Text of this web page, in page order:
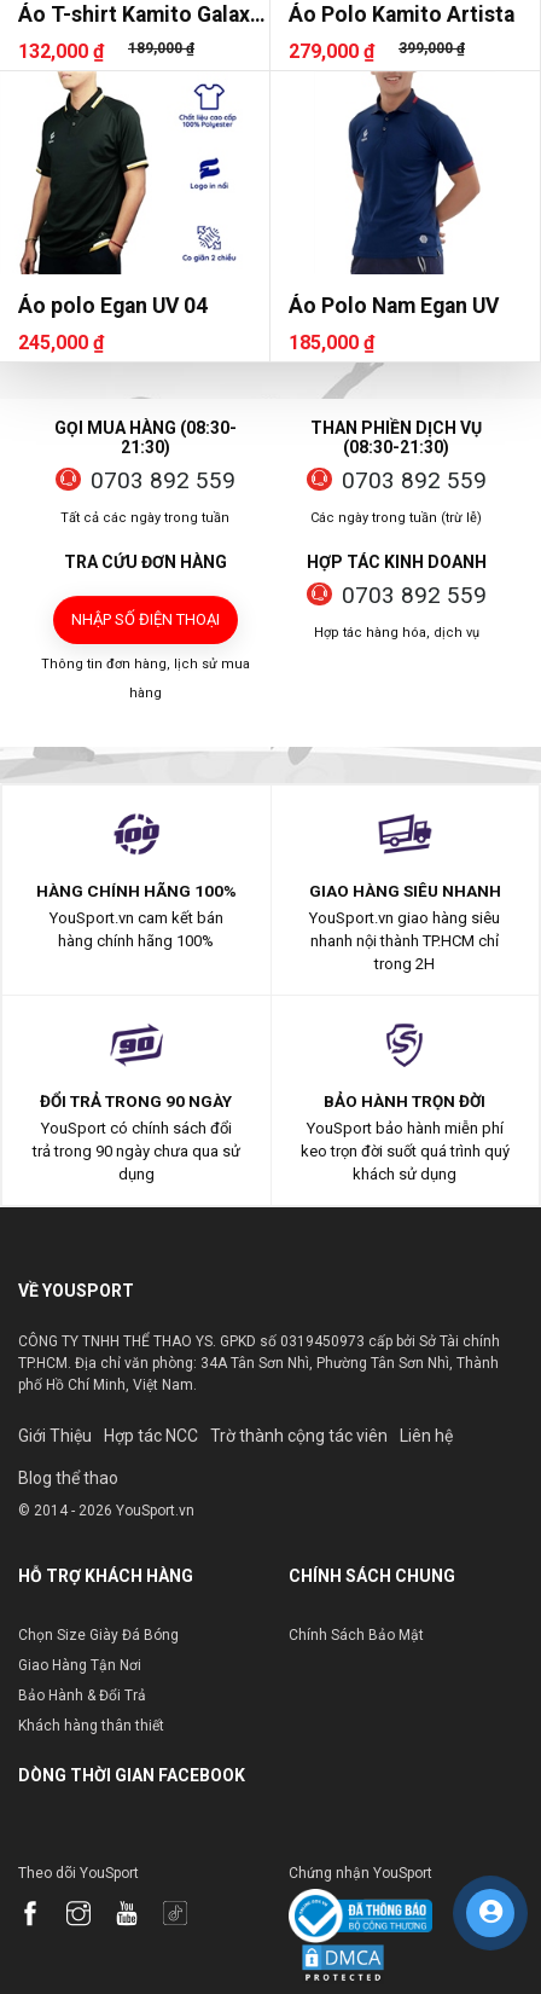
Áo T-shirt Kamito Galaxy
3
132,000 ₫ 189,000 ₫
Áo Polo Kamito Artista
279,000 ₫ 399,000 ₫
Áo polo Egan UV 04
245,000 ₫
Áo Polo Nam Egan UV
185,000 ₫
GỌI MUA HÀNG (08:30-
21:30)
0703 892 559
Tất cả các ngày trong tuần
THAN PHIỀN DỊCH VỤ
(08:30-21:30)
0703 892 559
Các ngày trong tuần (trừ lễ)
TRA CỨU ĐƠN HÀNG
NHẬP SỐ ĐIỆN THOẠI
Thông tin đơn hàng, lịch sử mua
hàng
HỢP TÁC KINH DOANH
0703 892 559
Hợp tác hàng hóa, dịch vụ
HÀNG CHÍNH HÃNG 100%
YouSport.vn cam kết bán
hàng chính hãng 100%
GIAO HÀNG SIÊU NHANH
YouSport.vn giao hàng siêu
nhanh nội thành TP.HCM chỉ
trong 2H
ĐỔI TRẢ TRONG 90 NGÀY
YouSport có chính sách đổi
trả trong 90 ngày chưa qua sử
dụng
BẢO HÀNH TRỌN ĐỜI
YouSport bảo hành miễn phí
keo trọn đời suốt quá trình quý
khách sử dụng
VỀ YOUSPORT
CÔNG TY TNHH THỂ THAO YS. GPKD số 0319450973 cấp bởi Sở Tài chính
TP.HCM. Địa chỉ văn phòng: 34A Tân Sơn Nhì, Phường Tân Sơn Nhì, Thành
phố Hồ Chí Minh, Việt Nam.
Giới Thiệu Hợp tác NCC Trờ thành cộng tác viên Liên hệ
Blog thể thao
© 2014 - 2026 YouSport.vn
HỖ TRỢ KHÁCH HÀNG
Chọn Size Giày Đá Bóng
Giao Hàng Tận Nơi
Bảo Hành & Đổi Trả
Khách hàng thân thiết
CHÍNH SÁCH CHUNG
Chính Sách Bảo Mật
DÒNG THỜI GIAN FACEBOOK
Theo dõi YouSport Chứng nhận YouSport